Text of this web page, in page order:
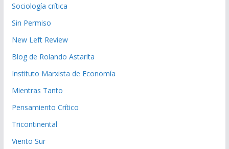
Sociología crítica
Sin Permiso
New Left Review
Blog de Rolando Astarita
Instituto Marxista de Economía
Mientras Tanto
Pensamiento Crítico
Tricontinental
Viento Sur